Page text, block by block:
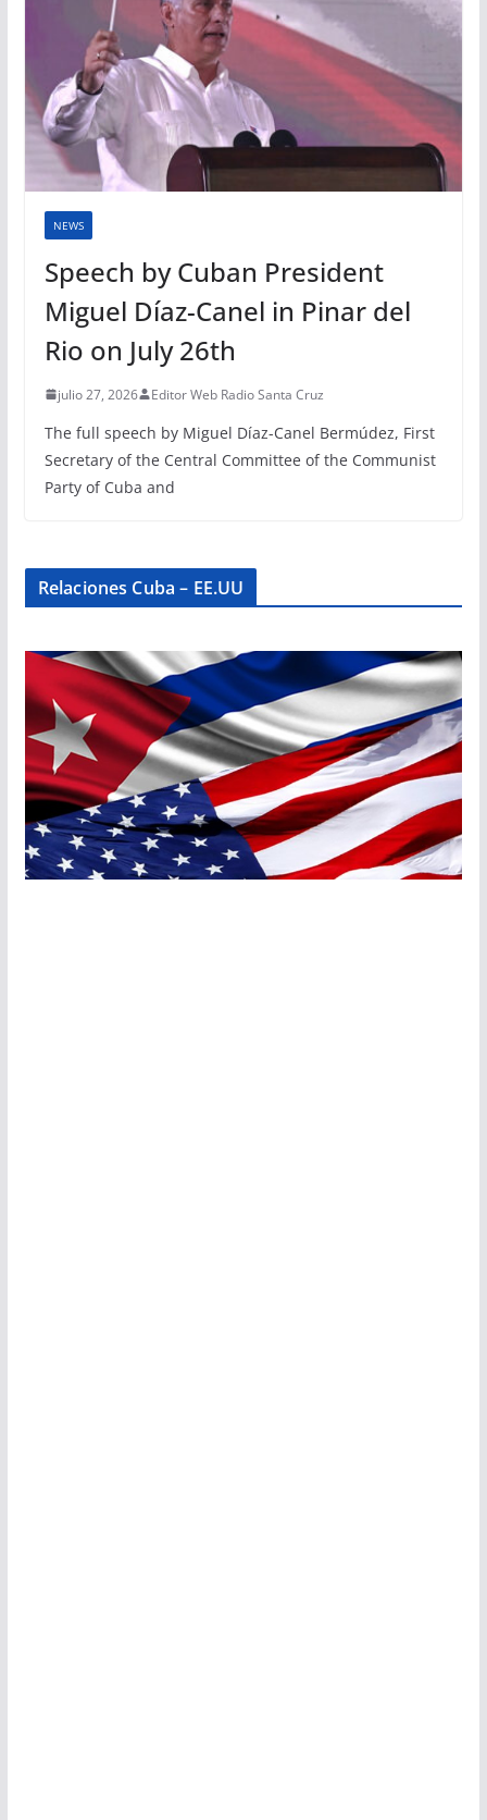
NEWS
Speech by Cuban President
Miguel Díaz-Canel in Pinar del
Rio on July 26th
julio 27, 2026 Editor Web Radio Santa Cruz
The full speech by Miguel Díaz-Canel Bermúdez, First
Secretary of the Central Committee of the Communist
Party of Cuba and
Relaciones Cuba – EE.UU